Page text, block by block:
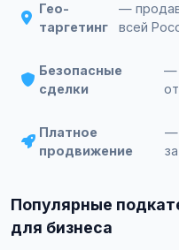
Гео-
таргетинг
—
всей
Безопасные
сделки
—
Платное
продвижение
—
Популярные
для бизнеса